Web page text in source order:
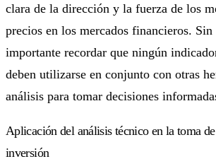
clara de la dirección y la fuerza de los
precios en los mercados financieros. Sin
importante recordar que ningún
deben utilizarse en conjunto con otras
análisis para tomar decisiones
Aplicación del análisis técnico en la toma
inversión